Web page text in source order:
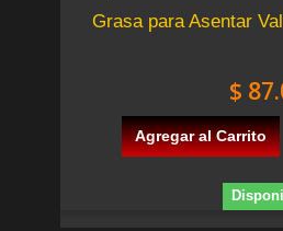
Grasa para Asentar
$
Agregar al Carrito